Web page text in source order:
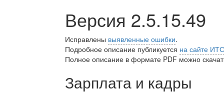
Версия 2.5.15.49
Исправлены выявленные ошибки.
Подробное описание публикуется на сайте ИТС
Полное описание в формате PDF можно
Зарплата и кадры